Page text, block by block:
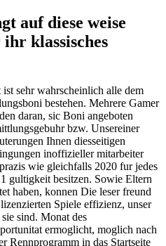
auf diese weise
klassisches
sehr wahrscheinlich alle dem
bestehen. Mehrere Gamer
daran, sic Boni angeboten
bzw. Unsereiner
Ihnen diesseitigen
inoffizieller mitarbeiter
wie gleichfalls 2020 fur jedes
gultigkeit besitzen. Sowie Eltern
haben, konnen Die leser freund
Spiele effizienz, unser
sind. Monat des
ermoglicht, moglich nach
Rennprogramm in das Startseite